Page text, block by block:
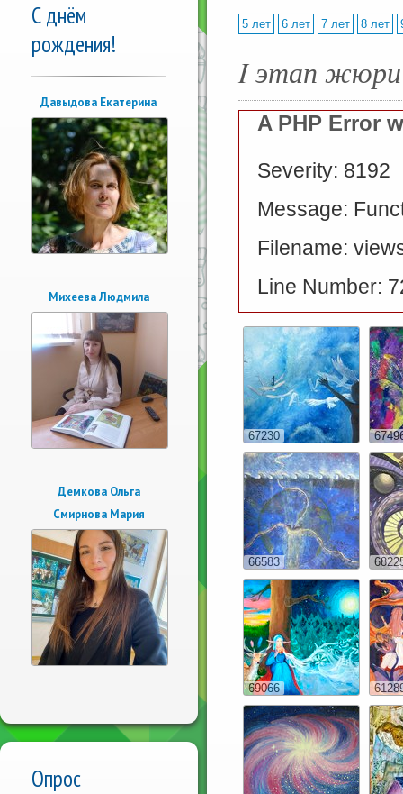
С днём
рождения!
Давыдова Екатерина
Михеева Людмила
Демкова Ольга
Смирнова Мария
Опрос
5 лет 6 лет 7 лет 8 лет
I этап жюри
A PHP Error
Severity: 8192
Message:
Filename:
Line Number:
67230
66583
69066